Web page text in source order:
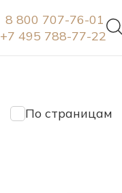
8 800 707-76-01
+7 495 788-77-22
По страницам